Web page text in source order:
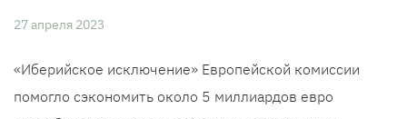
27 апреля 2023
«Иберийское исключение» Европейской комиссии
помогло сэкономить около 5 миллиардов евро